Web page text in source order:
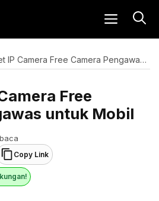
MENU
Beli Paket IP Camera Free Camera Pengawas untuk Mobil
Free
untuk Mobil
Copy Link